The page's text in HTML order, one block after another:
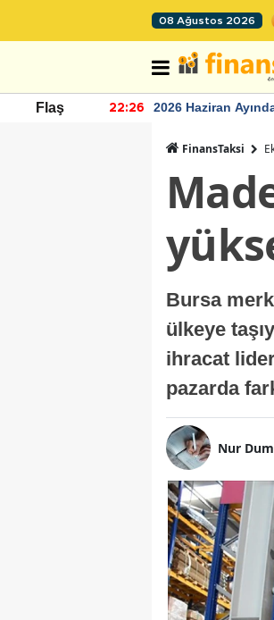
08 Ağustos 2026
Flaş
Artışı 22:24
TCMB'nin
FinansTaksi
Bursa
ülkeye
ihracat
pazarda
Nur